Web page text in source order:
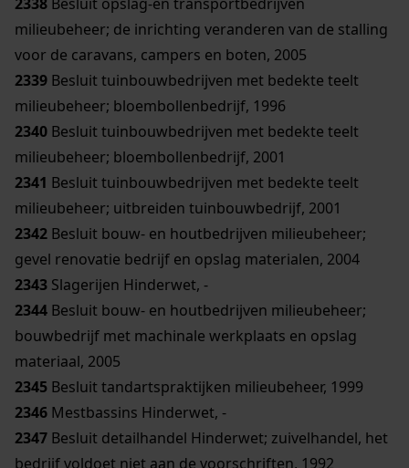
milieubeheer; de inrichting veranderen van de stalling
voor de caravans, campers en boten, 2005
2339 Besluit tuinbouwbedrijven met bedekte teelt
milieubeheer; bloembollenbedrijf, 1996
2340 Besluit tuinbouwbedrijven met bedekte teelt
milieubeheer; bloembollenbedrijf, 2001
2341 Besluit tuinbouwbedrijven met bedekte teelt
milieubeheer; uitbreiden tuinbouwbedrijf, 2001
2342 Besluit bouw- en houtbedrijven milieubeheer;
gevel renovatie bedrijf en opslag materialen, 2004
2343 Slagerijen Hinderwet, -
2344 Besluit bouw- en houtbedrijven milieubeheer;
bouwbedrijf met machinale werkplaats en opslag
materiaal, 2005
2345 Besluit tandartspraktijken milieubeheer, 1999
2346 Mestbassins Hinderwet, -
2347 Besluit detailhandel Hinderwet; zuivelhandel, het
bedrijf voldoet niet aan de voorschriften, 1992